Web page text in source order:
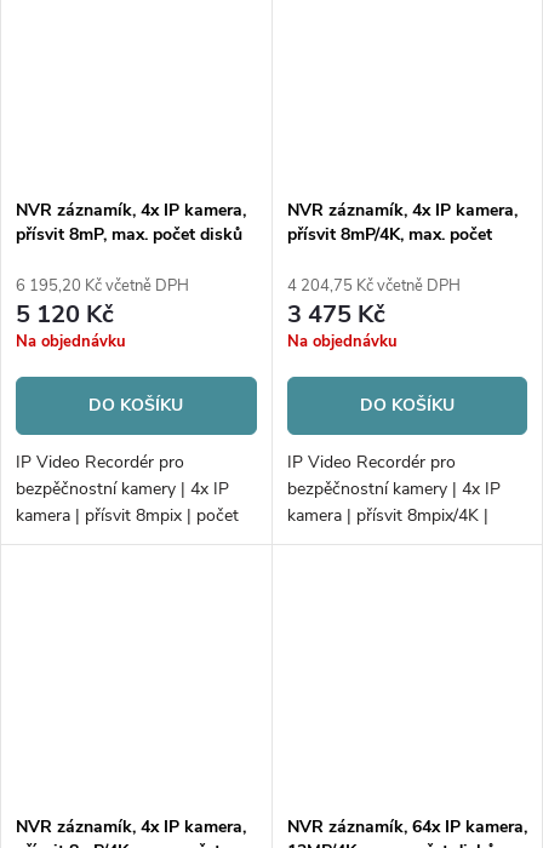
NVR záznamík, 4x IP kamera,
přísvit 8mP, max. počet disků
6 195,20 Kč včetně DPH
5 120 Kč
Na objednávku
DO KOŠÍKU
IP Video Recordér pro
bezpěčnostní kamery | 4x IP
kamera | přísvit 8mpix | počet
disků 1xHDD | 40Mb/80Mb
NVR záznamík, 4x IP kamera,
přísvit 8mP/4K, max. počet
4 204,75 Kč včetně DPH
3 475 Kč
Na objednávku
DO KOŠÍKU
IP Video Recordér pro
bezpěčnostní kamery | 4x IP
kamera | přísvit 8mpix/4K |
počet disků 1xHDD |
NVR záznamík, 4x IP kamera,
NVR záznamík, 64x IP kamera,